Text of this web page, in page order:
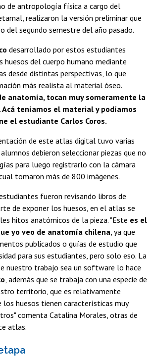
de antropología física a cargo del
realizaron la versión preliminar que
del segundo semestre del año pasado.
desarrollado por estos estudiantes
del cuerpo humano mediante
desde distintas perspectivas, lo que
más realista al material óseo.
anatomía, tocan muy someramente la
teníamos el material y podíamos
el estudiante Carlos Coros.
de este atlas digital tuvo varias
debieron seleccionar piezas que no
para luego registrarlo con la cámara
tomaron más de 800 imágenes.
fueron revisando libros de
de exponer los huesos, en el atlas se
hitos anatómicos de la pieza. "Este es el
yo veo de anatomía chilena , ya que
publicados o guías de estudio que
para sus estudiantes, pero solo eso. La
nuestro trabajo sea un software lo hace
, además que se trabaja con una especie de
territorio, que es relativamente
los huesos tienen características muy
comenta Catalina Morales, otras de
atlas.